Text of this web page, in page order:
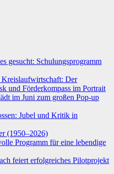
gesucht: Schulungsprogramm
Der
und Förderkompass im Portrait
im Juni zum großen Pop-up
Jubel und Kritik in
(1950–2026)
Programm für eine lebendige
feiert erfolgreiches Pilotprojekt